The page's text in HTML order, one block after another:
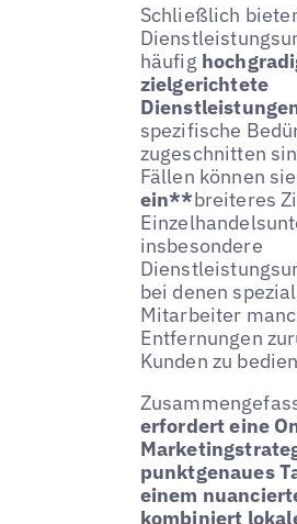
Schließlich
häufig
zielgerichtete
spezifische
zugeschnitten
Fällen können
ein**breiteres
insbesondere
bei denen
Mitarbeiter
Entfernungen
Kunden zu
erfordert eine
punktgenaues
einem
kombiniert